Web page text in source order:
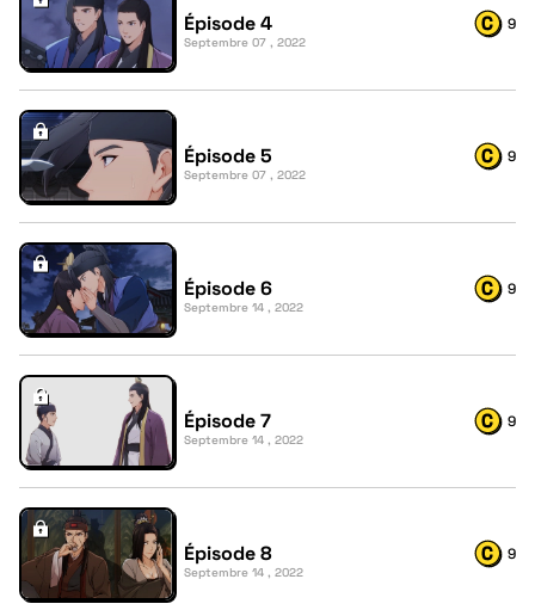
Épisode 4
Septembre 07 , 2022
9
Épisode 5
Septembre 07 , 2022
9
Épisode 6
Septembre 14 , 2022
9
Épisode 7
Septembre 14 , 2022
9
Épisode 8
Septembre 14 , 2022
9